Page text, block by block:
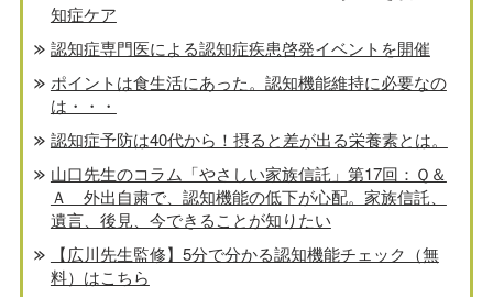
知症ケア
認知症専門医による認知症疾患啓発イベントを開催
ポイントは食生活にあった。認知機能維持に必要なの
は・・・
認知症予防は40代から！摂ると差が出る栄養素とは。
山口先生のコラム「やさしい家族信託」第17回：Ｑ＆
Ａ 外出自粛で、認知機能の低下が心配。家族信託、
遺言、後見、今できることが知りたい
【広川先生監修】5分で分かる認知機能チェック（無
料）はこちら